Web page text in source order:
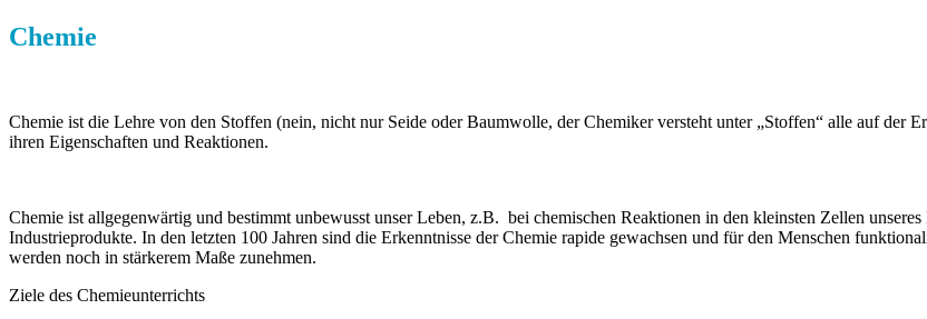
Chemie
Chemie ist die Lehre von den Stoffen (nein, nicht nur Seide oder Baumwolle, der Chemiker versteht unter „Stoffen“ alle auf der
ihren Eigenschaften und Reaktionen.
Chemie ist allgegenwärtig und bestimmt unbewusst unser Leben, z.B. bei chemischen Reaktionen in den kleinsten Zellen
Industrieprodukte. In den letzten 100 Jahren sind die Erkenntnisse der Chemie rapide gewachsen und für den Menschen
werden noch in stärkerem Maße zunehmen.
Ziele des Chemieunterrichts